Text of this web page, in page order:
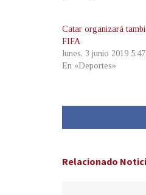
Catar organizará
FIFA
lunes, 3 junio 2019
En «Deportes»
Relacionado